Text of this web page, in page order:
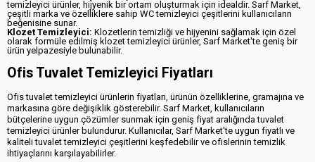
temizleyici ürünler, hijyenik bir ortam oluşturmak için idealdir. Sarf Market,
çeşitli marka ve özelliklere sahip WC temizleyici çeşitlerini kullanıcıların
beğenisine sunar.
Klozet Temizleyici: Klozetlerin temizliği ve hijyenini sağlamak için özel
olarak formüle edilmiş klozet temizleyici ürünler, Sarf Market'te geniş bir
ürün yelpazesiyle bulunabilir.
Ofis Tuvalet Temizleyici Fiyatları
Ofis tuvalet temizleyici ürünlerin fiyatları, ürünün özelliklerine, gramajına ve
markasına göre değişiklik gösterebilir. Sarf Market, kullanıcıların
bütçelerine uygun çözümler sunmak için geniş fiyat aralığında tuvalet
temizleyici ürünler bulundurur. Kullanıcılar, Sarf Market'te uygun fiyatlı ve
kaliteli tuvalet temizleyici çeşitlerini keşfedebilir ve ofislerinin temizlik
ihtiyaçlarını karşılayabilirler.